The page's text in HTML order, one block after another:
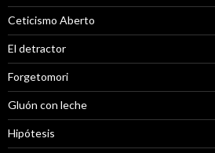
Ceticismo Aberto
El detractor
Forgetomori
Gluón con leche
Hipótesis